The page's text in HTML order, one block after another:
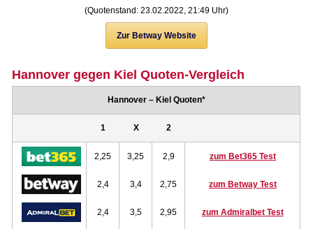
(Quotenstand: 23.02.2022, 21:49 Uhr)
Zur Betway Website
Hannover gegen Kiel Quoten-Vergleich
Hannover – Kiel Quoten*
1 X 2
2,25 3,25 2,9 zum Bet365 Test
2,4 3,4 2,75 zum Betway Test
2,4 3,5 2,95 zum Admiralbet Test